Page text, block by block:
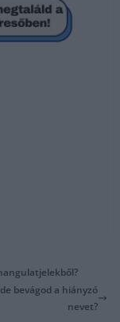
bevágod a hiányzó
nevet?